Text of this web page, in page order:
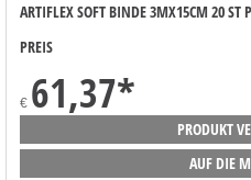
ARTIFLEX SOFT BINDE 3MX15CM 20
PREIS
€ 61,37*
PRODUKT
AUF DIE